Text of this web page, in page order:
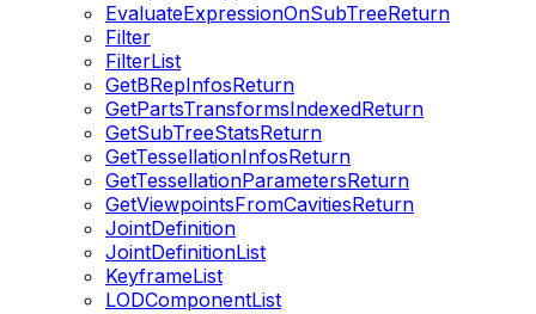
EvaluateExpressionOnSubTreeReturn
Filter
FilterList
GetBRepInfosReturn
GetPartsTransformsIndexedReturn
GetSubTreeStatsReturn
GetTessellationInfosReturn
GetTessellationParametersReturn
GetViewpointsFromCavitiesReturn
JointDefinition
JointDefinitionList
KeyframeList
LODComponentList